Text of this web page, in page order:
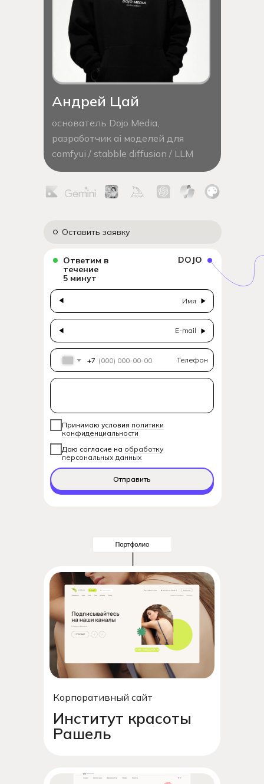
Андрей Цай
основатель Dojo Media,
разработчик ai моделей для
comfyui / stabble diffusion / LLM
Имя
E-mail
+7
Принимаю условия политики
конфиденциальности
Даю согласие на обработку
персональных данных
Отправить
Ответим в
течение
5 минут
DOJO
Оставить заявку
Телефон
Институт красоты
Рашель
Корпоративный сайт